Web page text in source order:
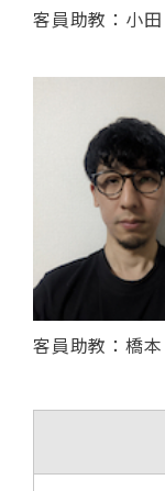
客員助教：小
客員助教：橋